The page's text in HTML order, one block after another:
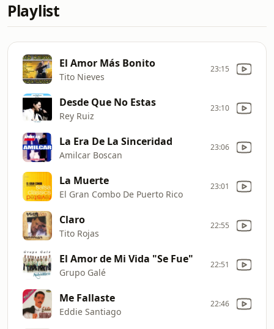
Playlist
El Amor Más Bonito
Tito Nieves
23:15
Desde Que No Estas
Rey Ruiz
23:10
La Era De La Sinceridad
Amilcar Boscan
23:06
La Muerte
El Gran Combo De Puerto Rico
23:01
Claro
Tito Rojas
22:55
El Amor de Mi Vida "Se Fue"
Grupo Galé
22:51
Me Fallaste
Eddie Santiago
22:46